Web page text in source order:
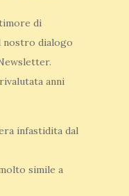
di
nostro dialogo
anni
infastidita dal
simile a